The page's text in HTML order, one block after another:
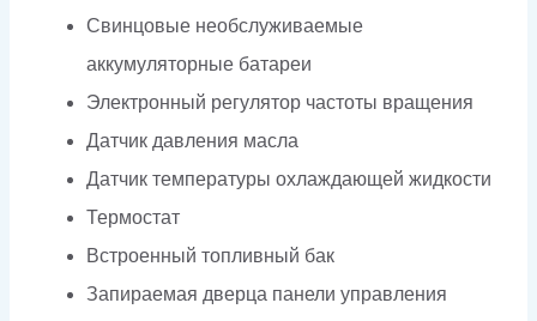
Свинцовые необслуживаемые
аккумуляторные батареи
Электронный регулятор частоты вращения
Датчик давления масла
Датчик температуры охлаждающей жидкости
Термостат
Встроенный топливный бак
Запираемая дверца панели управления